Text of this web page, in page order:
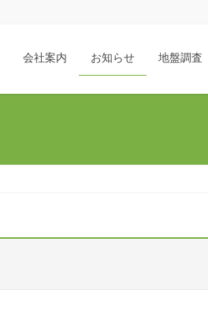
会社案内 お知らせ 地盤調査